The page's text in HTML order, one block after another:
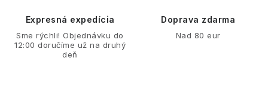
Expresná expedícia
Sme rýchli! Objednávku do
12:00 doručíme už na druhý
deň
Doprava zdarma
Nad 80 eur